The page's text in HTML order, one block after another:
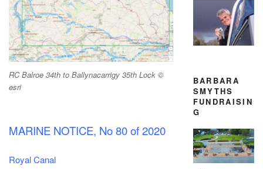
RC Balroe 34th to Ballynacarrigy 35th Lock ©
esri
MARINE NOTICE, No 80 of 2020
Royal Canal
BARBARA
SMYTHS
FUNDRAISIN
G